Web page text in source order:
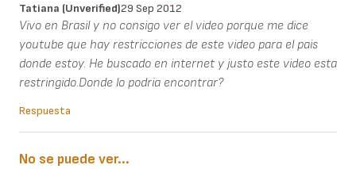
Tatiana (unverified)29 Sep 2012
Vivo en Brasil y no consigo ver el video porque me dice
youtube que hay restricciones de este video para el pais
donde estoy. He buscado en internet y justo este video esta
restringido.Donde lo podria encontrar?
Respuesta
No se puede ver...